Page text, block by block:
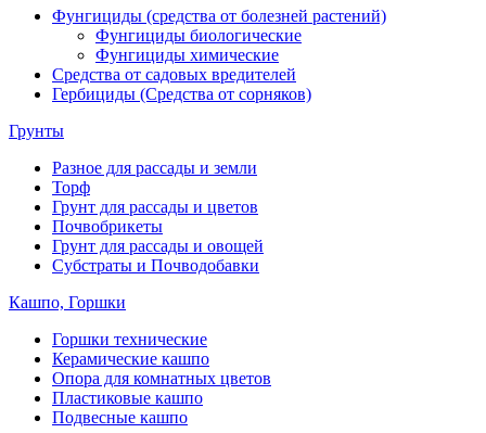
Фунгициды (средства от болезней растений)
Фунгициды биологические
Фунгициды химические
Средства от садовых вредителей
Гербициды (Средства от сорняков)
Грунты
Разное для рассады и земли
Торф
Грунт для рассады и цветов
Почвобрикеты
Грунт для рассады и овощей
Субстраты и Почводобавки
Кашпо, Горшки
Горшки технические
Керамические кашпо
Опора для комнатных цветов
Пластиковые кашпо
Подвесные кашпо